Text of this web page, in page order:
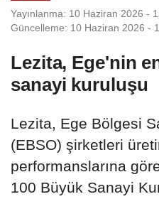
Yayınlanma: 10 Haziran 2026 -
Güncelleme: 10 Haziran 2026 -
Lezita, Ege'nin
sanayi kuruluşu
Lezita, Ege Bölgesi
(EBSO) şirketleri
performanslarına
100 Büyük Sanayi